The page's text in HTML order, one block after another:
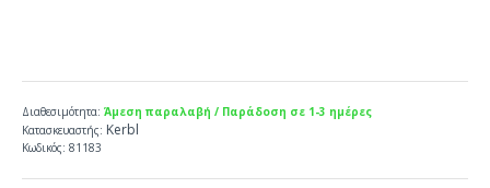
Διαθεσιμότητα: Άμεση παραλαβή / Παράδοση σε 1-3 ημέρες
Κατασκευαστής: Kerbl
Κωδικός: 81183